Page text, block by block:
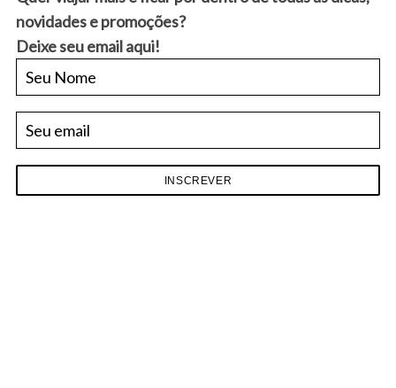
novidades e promoções?
Deixe seu email aqui!
r
c
h
o
r
: